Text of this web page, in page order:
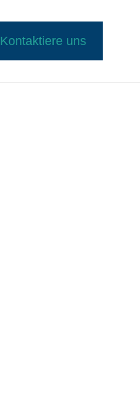
Kontaktiere uns